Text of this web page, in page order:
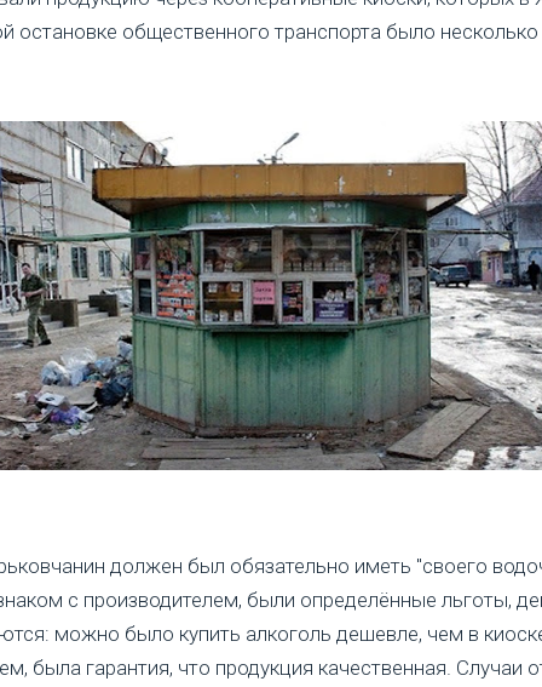
остановке общественного транспорта было
должен был обязательно иметь "своего
с производителем, были определённые льготы,
можно было купить алкоголь дешевле, чем в
была гарантия, что продукция качественная. Случаи